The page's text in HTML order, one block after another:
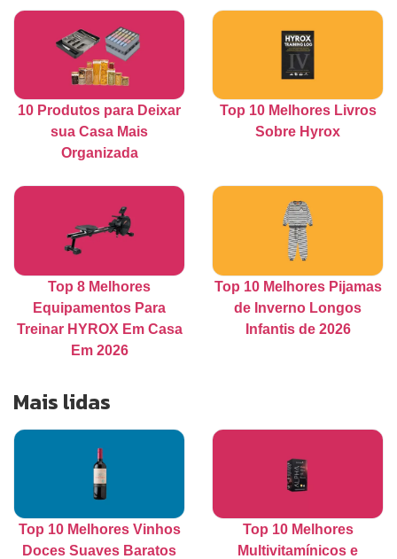
10 Produtos para Deixar
sua Casa Mais
Organizada
Top 10 Melhores Livros
Sobre Hyrox
Top 8 Melhores
Equipamentos Para
Treinar HYROX Em Casa
Em 2026
Top 10 Melhores Pijamas
de Inverno Longos
Infantis de 2026
Mais lidas
Top 10 Melhores Vinhos
Doces Suaves Baratos
Top 10 Melhores
Multivitamínicos e